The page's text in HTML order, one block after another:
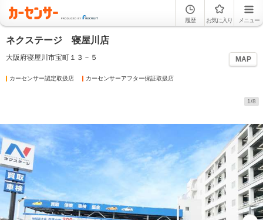
履歴 お気に入り メニュー
ネクステージ 寝屋川店
大阪府寝屋川市宝町１３－５ MAP
カーセンサー認定取扱店 カーセンサーアフター保証取扱店
1/8